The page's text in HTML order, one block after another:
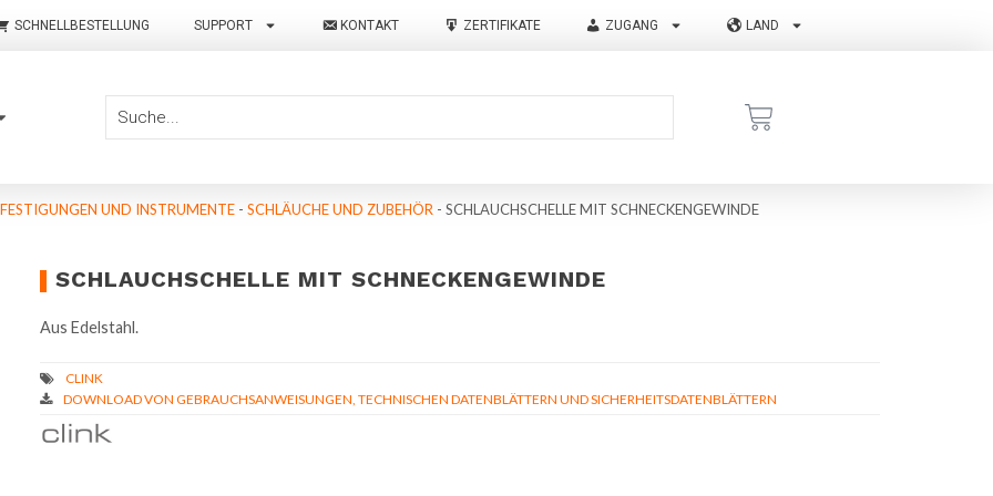
SCHNELLBESTELLUNG SUPPORT KONTAKT ZERTIFIKATE ZUGANG LAND
UND INSTRUMENTE - SCHLÄUCHE UND ZUBEHÖR - SCHLAUCHSCHELLE MIT SCHNECKENGEWINDE
SCHLAUCHSCHELLE MIT SCHNECKENGEWINDE
Aus Edelstahl.
DOWNLOAD VON GEBRAUCHSANWEISUNGEN, TECHNISCHEN DATENBLÄTTERN UND SICHERHEITSDATENBLÄTTERN